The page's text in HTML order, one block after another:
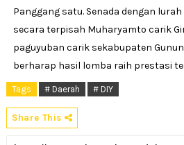
Panggang satu. Senada dengan
secara terpisah Muharyamto carik
paguyuban carik sekabupaten
berharap hasil lomba raih prestasi
Tags # Daerah # DIY
Share This